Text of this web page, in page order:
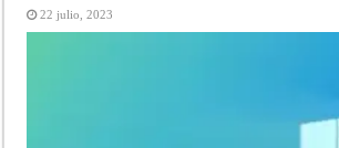
22 julio, 2023